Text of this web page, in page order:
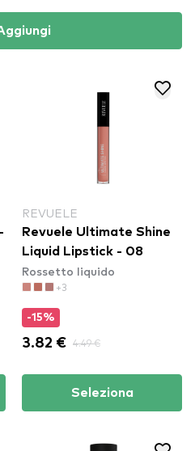
REVUELE
Revuele Ultimate Shine
Liquid Lipstick - 08
Rossetto liquido
+3
-15%
3.82 € 4.49 €
Seleziona